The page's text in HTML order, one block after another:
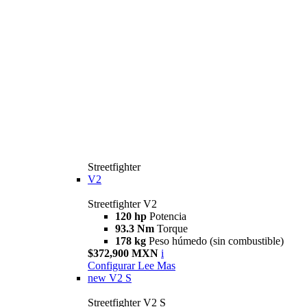
Streetfighter
V2
Streetfighter V2
120 hp Potencia
93.3 Nm Torque
178 kg Peso húmedo (sin combustible)
$372,900 MXN i
Configurar Lee Mas
new V2 S
Streetfighter V2 S